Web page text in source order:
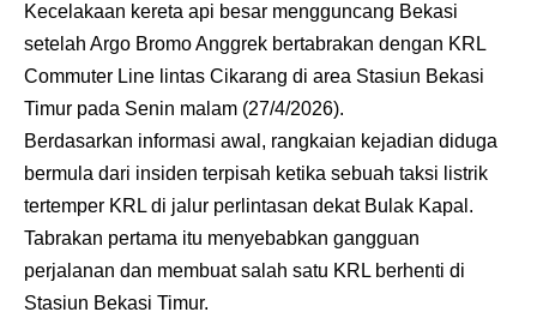
Kecelakaan kereta api besar mengguncang Bekasi
setelah Argo Bromo Anggrek bertabrakan dengan KRL
Commuter Line lintas Cikarang di area Stasiun Bekasi
Timur pada Senin malam (27/4/2026).
Berdasarkan informasi awal, rangkaian kejadian diduga
bermula dari insiden terpisah ketika sebuah taksi listrik
tertemper KRL di jalur perlintasan dekat Bulak Kapal.
Tabrakan pertama itu menyebabkan gangguan
perjalanan dan membuat salah satu KRL berhenti di
Stasiun Bekasi Timur.